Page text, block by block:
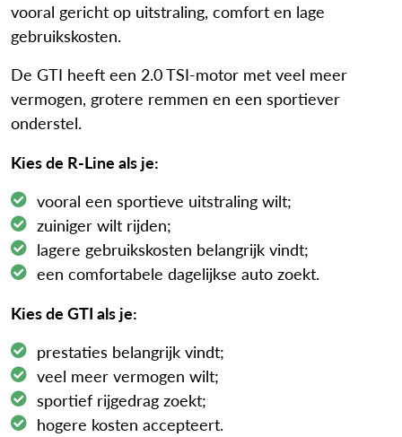
vooral gericht op uitstraling, comfort en lage
gebruikskosten.
De GTI heeft een 2.0 TSI-motor met veel meer
vermogen, grotere remmen en een sportiever
onderstel.
Kies de R-Line als je:
vooral een sportieve uitstraling wilt;
zuiniger wilt rijden;
lagere gebruikskosten belangrijk vindt;
een comfortabele dagelijkse auto zoekt.
Kies de GTI als je:
prestaties belangrijk vindt;
veel meer vermogen wilt;
sportief rijgedrag zoekt;
hogere kosten accepteert.